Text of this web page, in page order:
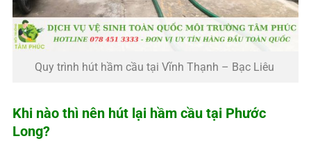
Quy trình hút hầm cầu tại Vĩnh Thạnh – Bạc Liêu
Khi nào thì nên hút lại hầm cầu tại Phước
Long?